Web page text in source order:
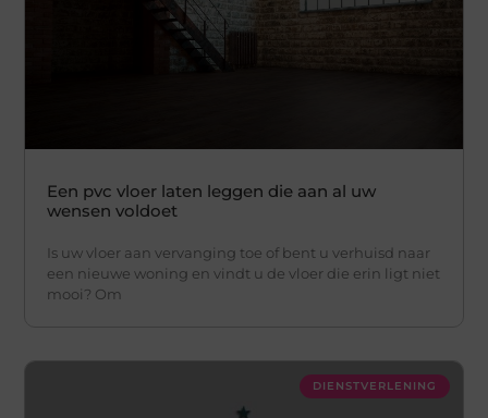
Een pvc vloer laten leggen die aan al uw
wensen voldoet
Is uw vloer aan vervanging toe of bent u verhuisd naar
een nieuwe woning en vindt u de vloer die erin ligt niet
mooi? Om
DIENSTVERLENING